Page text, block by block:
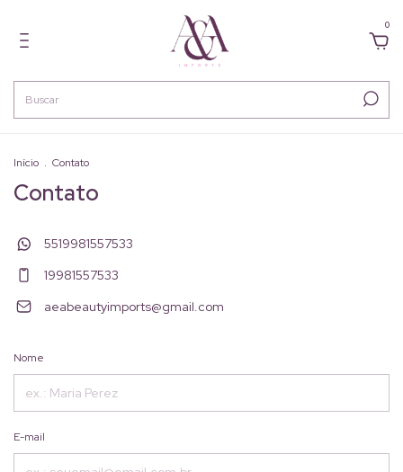
0
Início . Contato
Contato
5519981557533
19981557533
aeabeautyimports@gmail.com
Nome
E-mail